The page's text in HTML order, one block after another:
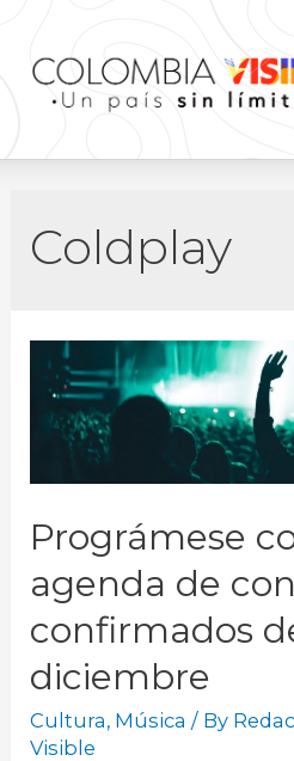
Coldplay
Prográmese
agenda de
confirmados
diciembre
Cultura, Música / By
Visible